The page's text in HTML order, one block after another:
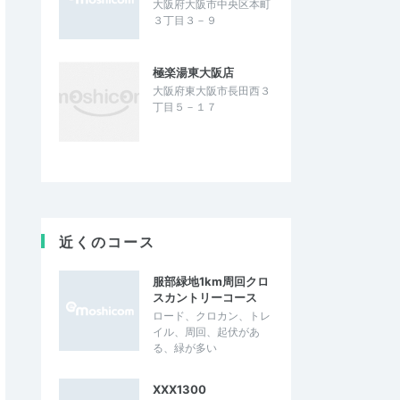
大阪府大阪市中央区本町
３丁目３－９
極楽湯東大阪店
大阪府東大阪市長田西３
丁目５－１７
近くのコース
服部緑地1km周回クロ
スカントリーコース
ロード、クロカン、トレ
イル、周回、起伏があ
る、緑が多い
XXX1300